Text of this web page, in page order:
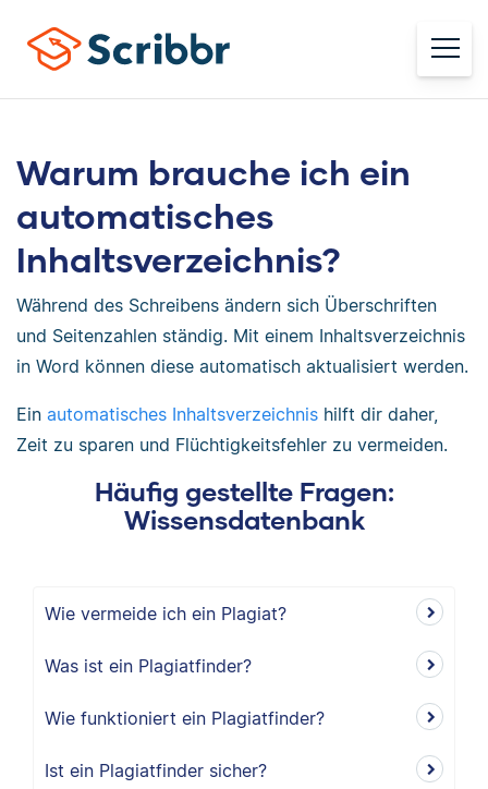
Warum brauche ich ein
automatisches
Inhaltsverzeichnis?
Während des Schreibens ändern sich Überschriften
und Seitenzahlen ständig. Mit einem Inhaltsverzeichnis
in Word können diese automatisch aktualisiert werden.
Ein automatisches Inhaltsverzeichnis hilft dir daher,
Zeit zu sparen und Flüchtigkeitsfehler zu vermeiden.
Häufig gestellte Fragen:
Wissensdatenbank
Wie vermeide ich ein Plagiat?
Was ist ein Plagiatfinder?
Wie funktioniert ein Plagiatfinder?
Ist ein Plagiatfinder sicher?